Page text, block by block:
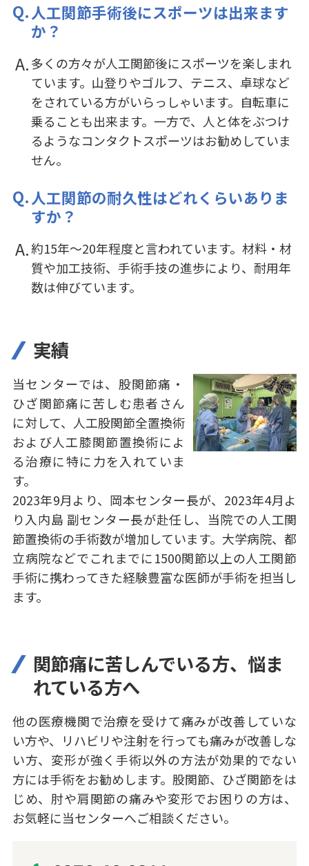
人工関節手術後にスポーツは出来ます
か？
多くの方々が人工関節後にスポーツを楽しまれ
ています。山登りやゴルフ、テニス、卓球など
をされている方がいらっしゃいます。自転車に
乗ることも出来ます。一方で、人と体をぶつけ
るようなコンタクトスポーツはお勧めしていま
せん。
人工関節の耐久性はどれくらいありま
すか？
約15年～20年程度と言われています。材料・材
質や加工技術、手術手技の進歩により、耐用年
数は伸びています。
実績
当センターでは、股関節痛・
ひざ関節痛に苦しむ患者さん
に対して、人工股関節全置換術
および人工膝関節置換術によ
る治療に特に力を入れていま
す。
2023年9月より、岡本センター長が、2023年4月よ
り入内島 副センター長が赴任し、当院での人工関
節置換術の手術数が増加しています。大学病院、都
立病院などでこれまでに1500関節以上の人工関節
手術に携わってきた経験豊富な医師が手術を担当し
ます。
関節痛に苦しんでいる方、悩ま
れている方へ
他の医療機関で治療を受けて痛みが改善していな
い方や、リハビリや注射を行っても痛みが改善しな
い方、変形が強く手術以外の方法が効果的でない
方には手術をお勧めします。股関節、ひざ関節をは
じめ、肘や肩関節の痛みや変形でお困りの方は、
お気軽に当センターへご相談ください。